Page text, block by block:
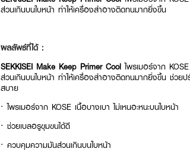
ส่วนเกินบนใบหน้า ทำให้เครื่องสำอางติดทนมากยิ่งขึ้น
ผลลัพธ์ที่ได้ :
SEKKISEI Make Keep Primer Coolไพรเมอร์จาก
ส่วนเกินบนใบหน้า ทำให้เครื่องสำอางติดทนมากยิ่งขึ้น ช่ว
สบาย
· ไพรเมอร์จาก KOSE เนื้อบางเบา ไม่เหนอะหนะบนใบหน้า
· ช่วยเบลอรูขุมขนได้ดี
· ควบคุมความมันส่วนเกินบนใบหน้า